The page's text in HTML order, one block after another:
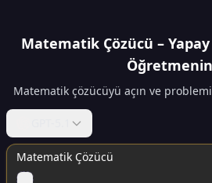
Matematik Çözücü –
Matematik çözücüyü açın ve
Matematik Çözücü